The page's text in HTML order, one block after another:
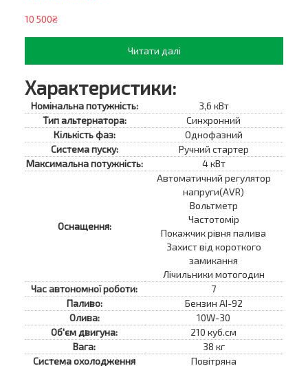
10 500₴
Читати далі
Характеристики:
Номінальна потужність:
3,6 кВт
Тип альтернатора:
Синхронний
Кількість фаз:
Однофазний
Система пуску:
Ручний стартер
Максимальна потужність:
4 кВт
Оснащення:
Автоматичний регулятор
напруги(AVR)
Вольтметр
Частотомір
Покажчик рівня палива
Захист від короткого
замикання
Лічильники мотогодин
Час автономної роботи:
7
Паливо:
Бензин AI-92
Олива:
10W-30
Об'єм двигуна:
210 куб.см
Вага:
38 кг
Система охолодження
Повітряна